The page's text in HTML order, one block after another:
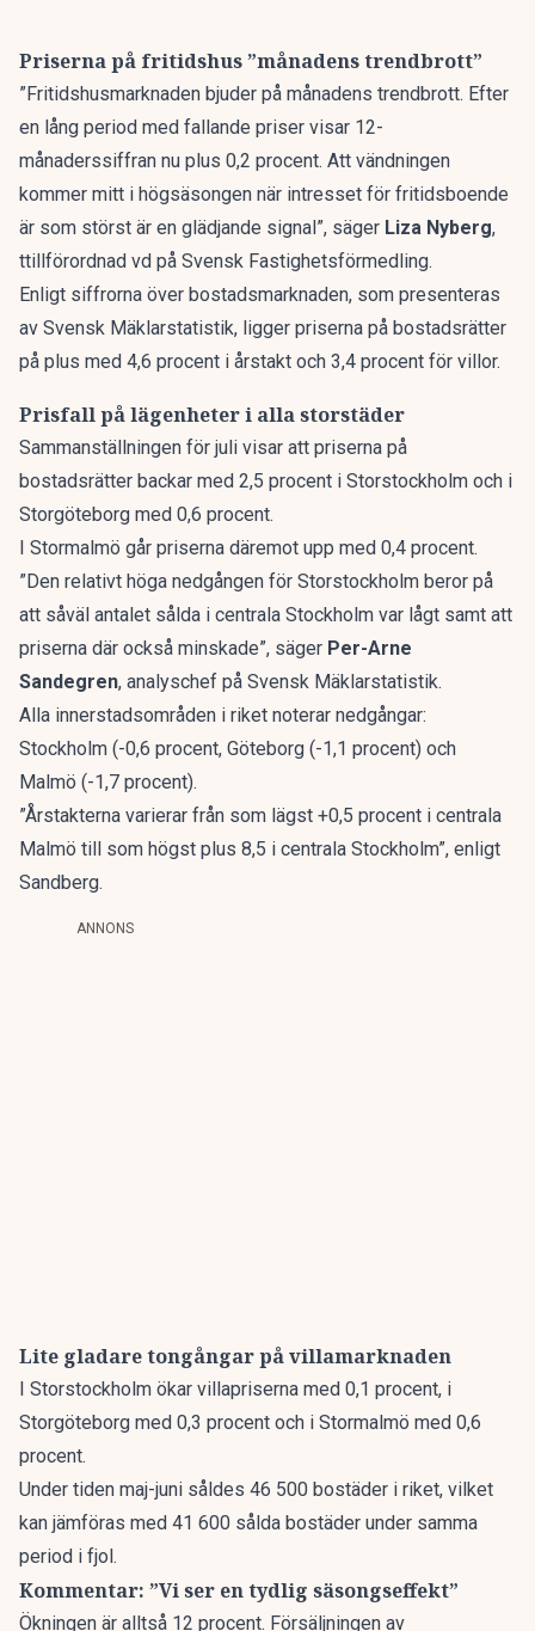
Priserna på fritidshus ”månadens trendbrott”
”Fritidshusmarknaden bjuder på månadens trendbrott. Efter
en lång period med fallande priser visar 12-
månaderssiffran nu plus 0,2 procent. Att vändningen
kommer mitt i högsäsongen när intresset för fritidsboende
är som störst är en glädjande signal”, säger Liza Nyberg,
ttillförordnad vd på Svensk Fastighetsförmedling.
Enligt siffrorna över bostadsmarknaden, som presenteras
av Svensk Mäklarstatistik, ligger priserna på bostadsrätter
på plus med 4,6 procent i årstakt och 3,4 procent för villor.
Prisfall på lägenheter i alla storstäder
Sammanställningen för juli visar att priserna på
bostadsrätter backar med 2,5 procent i Storstockholm och i
Storgöteborg med 0,6 procent.
I Stormalmö går priserna däremot upp med 0,4 procent.
”Den relativt höga nedgången för Storstockholm beror på
att såväl antalet sålda i centrala Stockholm var lågt samt att
priserna där också minskade”, säger Per-Arne
Sandegren, analyschef på Svensk Mäklarstatistik.
Alla innerstadsområden i riket noterar nedgångar:
Stockholm (-0,6 procent, Göteborg (-1,1 procent) och
Malmö (-1,7 procent).
”Årstakterna varierar från som lägst +0,5 procent i centrala
Malmö till som högst plus 8,5 i centrala Stockholm”, enligt
Sandberg.
ANNONS
Lite gladare tongångar på villamarknaden
I Storstockholm ökar villapriserna med 0,1 procent, i
Storgöteborg med 0,3 procent och i Stormalmö med 0,6
procent.
Under tiden maj-juni såldes 46 500 bostäder i riket, vilket
kan jämföras med 41 600 sålda bostäder under samma
period i fjol.
Kommentar: ”Vi ser en tydlig säsongseffekt”
Ökningen är alltså 12 procent. Försäljningen av